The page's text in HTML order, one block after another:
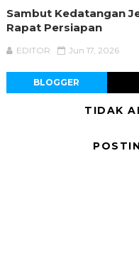
Sambut Kedatangan
Rapat Persiapan
EDITOR Jun 17, 2026
BLOGGER
TIDAK